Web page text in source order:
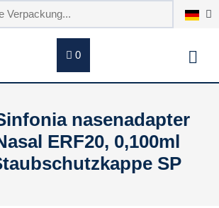
0
nasenadapter
ERF20, 0,100ml
SP